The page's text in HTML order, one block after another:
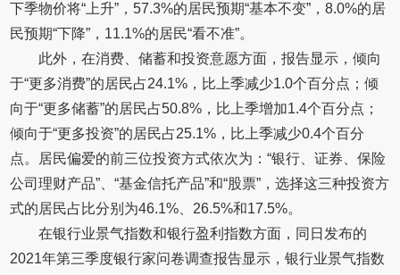
下季物价将“上升”，57.3%的居民预期“基本不变”，8.0%的居
民预期“下降”，11.1%的居民“看不准”。
此外，在消费、储蓄和投资意愿方面，报告显示，倾向
于“更多消费”的居民占24.1%，比上季减少1.0个百分点；倾
向于“更多储蓄”的居民占50.8%，比上季增加1.4个百分点；
倾向于“更多投资”的居民占25.1%，比上季减少0.4个百分
点。居民偏爱的前三位投资方式依次为：“银行、证券、保险
公司理财产品”、“基金信托产品”和“股票”，选择这三种投资方
式的居民占比分别为46.1%、26.5%和17.5%。
在银行业景气指数和银行盈利指数方面，同日发布的
2021年第三季度银行家问卷调查报告显示，银行业景气指数